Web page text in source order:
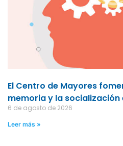
El Centro de Mayores
memoria y la socialización
6 de agosto de 2026
Leer más »